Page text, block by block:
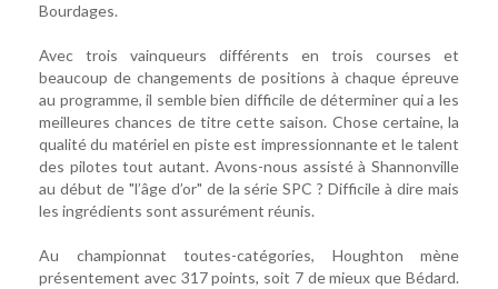
Bourdages.
Avec trois vainqueurs différents en trois courses et
beaucoup de changements de positions à chaque épreuve
au programme, il semble bien difficile de déterminer qui a les
meilleures chances de titre cette saison. Chose certaine, la
qualité du matériel en piste est impressionnante et le talent
des pilotes tout autant. Avons-nous assisté à Shannonville
au début de "l’âge d’or" de la série SPC ? Difficile à dire mais
les ingrédients sont assurément réunis.
Au championnat toutes-catégories, Houghton mène
présentement avec 317 points, soit 7 de mieux que Bédard.